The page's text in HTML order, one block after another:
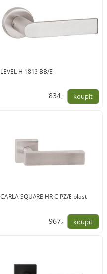
LEVEL H 1813 BB/E
834,-
CARLA SQUARE HR C PZ/E plast
967,-